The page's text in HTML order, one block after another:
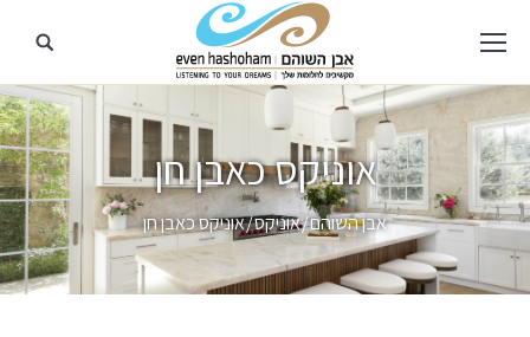
אוניקס כאבן חן
מיקומך כאן אבן השוהם אוניקס אוניקס כאבן חן